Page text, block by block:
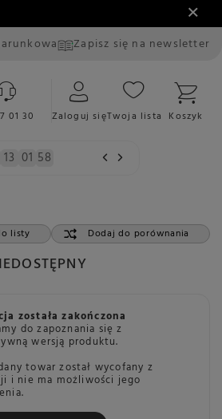
Zapisz się na newsletter
01 30 Zaloguj sięTwoja lista Koszyk
13 01 57
listy Dodaj do porównania
została zakończona
do zapoznania się z
wersją produktu.
towar został wycofany z
i nie ma możliwości jego